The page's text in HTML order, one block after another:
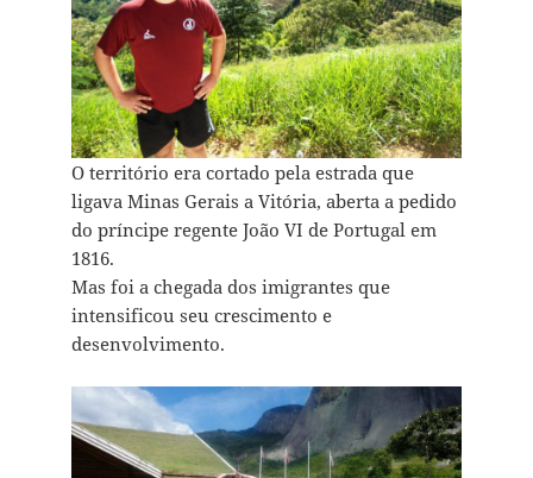
O território era cortado pela estrada que
ligava Minas Gerais a Vitória, aberta a pedido
do príncipe regente João VI de Portugal em
1816.
Mas foi a chegada dos imigrantes que
intensificou seu crescimento e
desenvolvimento.